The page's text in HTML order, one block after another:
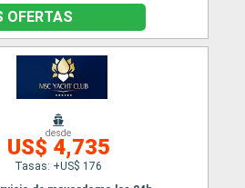
OFERTAS
desde
US$ 4,735
Tasas: +US$ 176